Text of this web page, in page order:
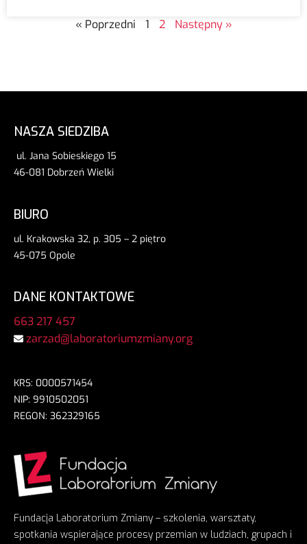
« Poprzedni 1 2 Następny »
Fundacja Laboratorium Zmiany – szkolenia, warsztaty,
spotkania wspierające procesy przemian w ludziach, grupach i
NASZA SIEDZIBA
ul. Jana Sobieskiego 15
46-081 Dobrzeń Wielki
BIURO
ul. Krakowska 32, p. 305 – 2 piętro
45-075 Opole
DANE KONTAKTOWE
663 217 457
zarzad@laboratoriumzmiany.org
KRS: 0000571454
NIP: 9910502051
REGON: 362329165